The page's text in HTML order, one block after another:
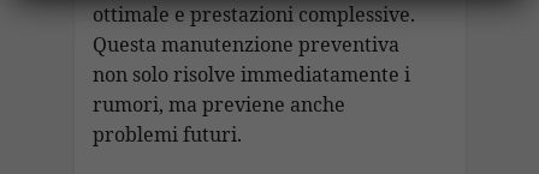
ottimale e prestazioni complessive.
Questa manutenzione preventiva
non solo risolve immediatamente i
rumori, ma previene anche
problemi futuri.